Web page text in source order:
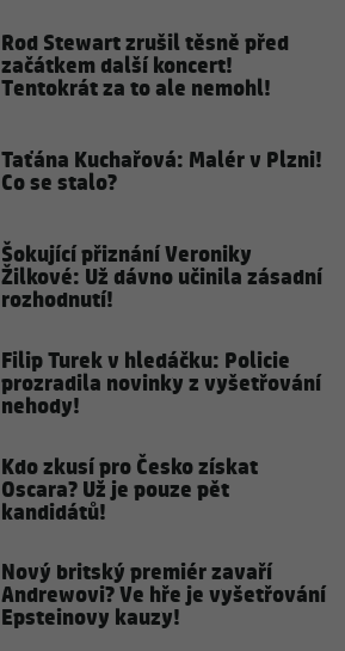
Rod Stewart zrušil těsně před
začátkem další koncert!
Tentokrát za to ale nemohl!
Taťána Kuchařová: Malér v Plzni!
Co se stalo?
Šokující přiznání Veroniky
Žilkové: Už dávno učinila zásadní
rozhodnutí!
Filip Turek v hledáčku: Policie
prozradila novinky z vyšetřování
nehody!
Kdo zkusí pro Česko získat
Oscara? Už je pouze pět
kandidátů!
Nový britský premiér zavaří
Andrewovi? Ve hře je vyšetřování
Epsteinovy kauzy!